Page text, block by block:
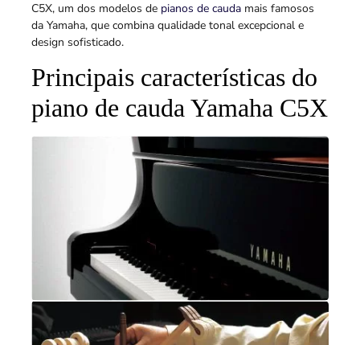
C5X, um dos modelos de pianos de cauda mais famosos
da Yamaha, que combina qualidade tonal excepcional e
design sofisticado.
Principais características do
piano de cauda Yamaha C5X